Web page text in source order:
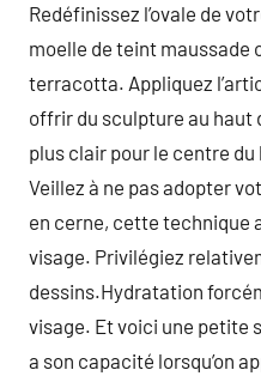
Redéfinissez l’ovale de
moelle de teint maussade
terracotta. Appliquez
offrir du sculpture au haut
plus clair pour le centre
Veillez à ne pas adopter
en cerne, cette technique
visage. Privilégiez
dessins.Hydratation
visage. Et voici une petite
a son capacité lorsqu’on